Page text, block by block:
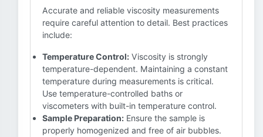
Accurate and reliable viscosity measurements
require careful attention to detail. Best practices
include:
Temperature Control: Viscosity is strongly
temperature-dependent. Maintaining a constant
temperature during measurements is critical.
Use temperature-controlled baths or
viscometers with built-in temperature control.
Sample Preparation: Ensure the sample is
properly homogenized and free of air bubbles.